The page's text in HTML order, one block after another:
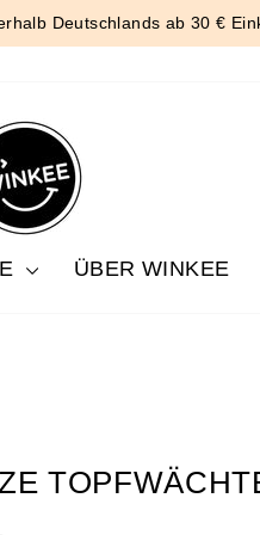
Pause
Deutschlands ab 30 €
ÜBER WINKEE